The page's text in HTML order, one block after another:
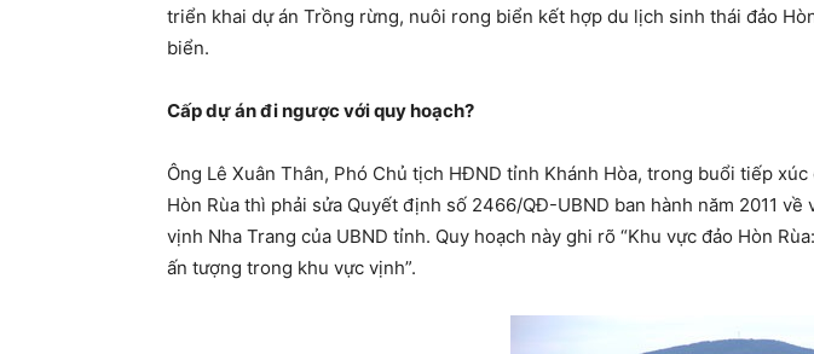
triển khai dự án Trồng rừng, nuôi rong biển kết hợp du lịch sinh thái đảo
biển.
Cấp dự án đi ngược với quy hoạch?
Ông Lê Xuân Thân, Phó Chủ tịch HĐND tỉnh Khánh Hòa, trong buổi tiếp
Hòn Rùa thì phải sửa Quyết định số 2466/QĐ-UBND ban hành năm 2011
vịnh Nha Trang của UBND tỉnh. Quy hoạch này ghi rõ “Khu vực đảo Hòn
ấn tượng trong khu vực vịnh”.